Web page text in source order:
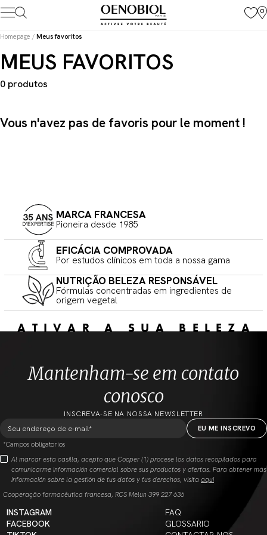
Skip
to
Homepage / Meus favoritos
MEUS FAVORITOS
0 produtos
Vous n'avez pas de favoris pour le moment !
MARCA FRANCESA
Pioneira desde 1985
EFICÁCIA COMPROVADA
Por estudos clínicos em toda a nossa gama
NUTRIÇÃO BELEZA RESPONSÁVEL
Fórmulas concentradas em ingredientes de
origem vegetal
ATIVAR A SUA BELEZA
Mantenham-se em contato
conosco
INSCREVA-SE NA NOSSA NEWSLETTER
*Campos obligatorios
Al marcar esta casilla, acepto que Cooper (1) procese los datos recopilados para
comunicarme información comercial sobre sus productos y ofertas. Para obtener más
información sobre la gestión de tus datos y tus derechos, visita aqui
Cooperação farmacêutica francesa, RCS Melun 399 227 636
INSTAGRAM
FACEBOOK
FAQ
GLOSSARIO